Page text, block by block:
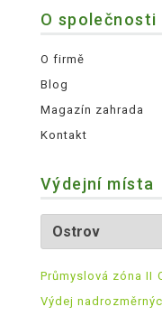
O společnosti
O firmě
Blog
Magazín zahrada
Kontakt
Výdejní místa
Průmyslová zóna II
Výdej